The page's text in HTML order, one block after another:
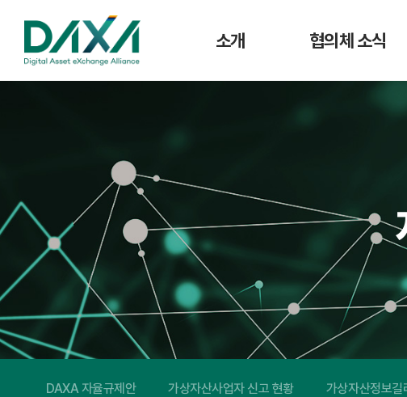
소개
회원사 현황
협의체 소식
DAXA 자율규제안 가상자산사업자 신고 현황 가상자산정보길